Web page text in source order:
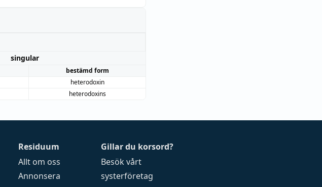
singular
bestämd form
heterodoxin
heterodoxins
Residuum
Allt om oss
Annonsera
Gillar du korsord?
Besök vårt
systerföretag